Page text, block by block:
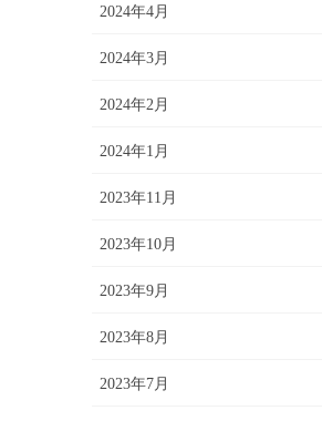
2024年4月
2024年3月
2024年2月
2024年1月
2023年11月
2023年10月
2023年9月
2023年8月
2023年7月